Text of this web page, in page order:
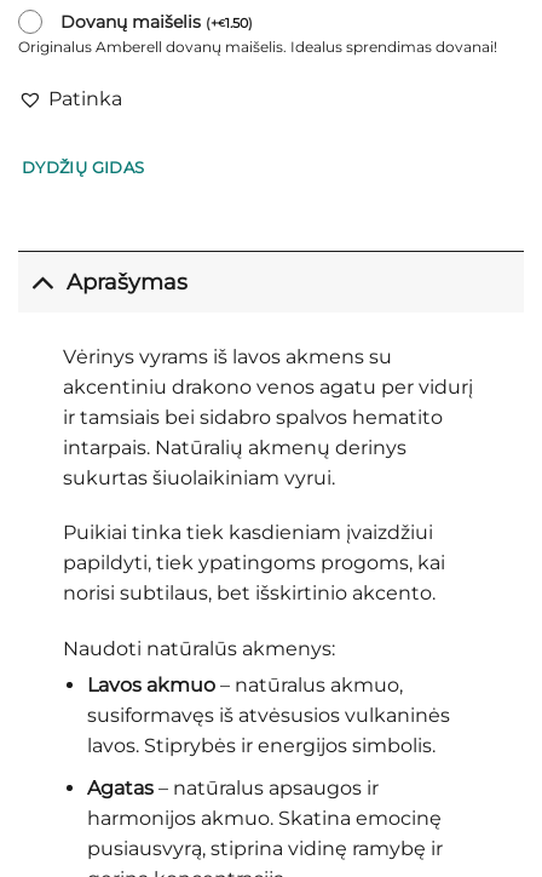
Dovanų maišelis (+€1.50)
Originalus Amberell dovanų maišelis. Idealus sprendimas dovanai!
Patinka
DYDŽIŲ GIDAS
Aprašymas
Vėrinys vyrams iš lavos akmens su
akcentiniu drakono venos agatu per vidurį
ir tamsiais bei sidabro spalvos hematito
intarpais. Natūralių akmenų derinys
sukurtas šiuolaikiniam vyrui.
Puikiai tinka tiek kasdieniam įvaizdžiui
papildyti, tiek ypatingoms progoms, kai
norisi subtilaus, bet išskirtinio akcento.
Naudoti natūralūs akmenys:
Lavos akmuo– natūralus akmuo,
susiformavęs iš atvėsusios vulkaninės
lavos. Stiprybės ir energijos simbolis.
Agatas– natūralus apsaugos ir
harmonijos akmuo. Skatina emocinę
pusiausvyrą, stiprina vidinę ramybę ir